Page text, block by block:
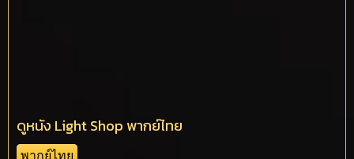
ดูหนัง Light Shop พากย์ไทย
พากย์ไทย